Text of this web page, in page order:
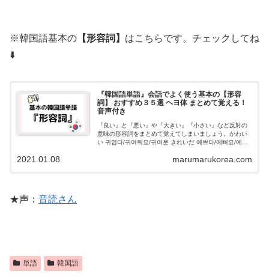
※韓国語基本の 【形容詞】 はこちらです。チェックしてね
⬇️
『韓国語単語』会話でよく使う基本の【形容
詞】 おすすめ３５選 ヘヨ体 まとめて覚える！
音声付き
『良い』と『悪い』や『大きい』『小さい』など反対の
意味の形容詞をまとめて覚えてしまいましょう。かわい
い 귀엽다/귀여워요/귀여운 きれいだ 예쁘다/예뻐요/예쁜
marumarukorea.com
2021.01.08
★声： 音読さん
単語 韓国語